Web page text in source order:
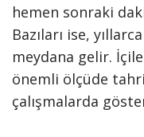
hemen sonraki
Bazıları ise,
meydana gelir.
önemli ölçüde
çalışmalarda